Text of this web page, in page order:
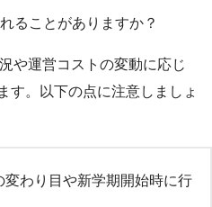
ることがありますか？
や運営コストの変動に応じ
す。以下の点に注意しましょ
わり目や新学期開始時に行